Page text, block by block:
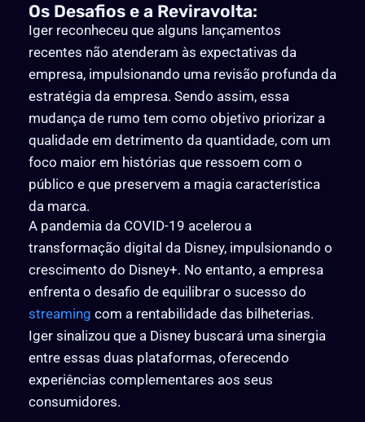
Os Desafios e a Reviravolta:
Iger reconheceu que alguns lançamentos
recentes não atenderam às expectativas da
empresa, impulsionando uma revisão profunda da
estratégia da empresa. Sendo assim, essa
mudança de rumo tem como objetivo priorizar a
qualidade em detrimento da quantidade, com um
foco maior em histórias que ressoem com o
público e que preservem a magia característica
da marca.
A pandemia da COVID-19 acelerou a
transformação digital da Disney, impulsionando o
crescimento do Disney+. No entanto, a empresa
enfrenta o desafio de equilibrar o sucesso do
streaming com a rentabilidade das bilheterias.
Iger sinalizou que a Disney buscará uma sinergia
entre essas duas plataformas, oferecendo
experiências complementares aos seus
consumidores.